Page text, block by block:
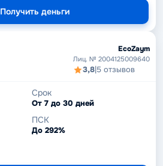
Получить деньги
EcoZaym
Лиц. № 2004125009640
3,8|5 отзывов
Срок
От 7 до 30 дней
ПСК
До 292%